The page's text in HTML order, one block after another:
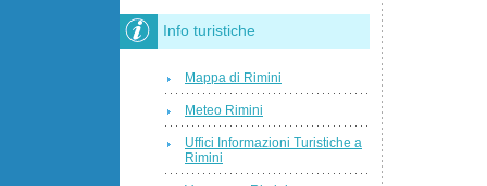
Info turistiche
Mappa di Rimini
Meteo Rimini
Uffici Informazioni Turistiche a
Rimini